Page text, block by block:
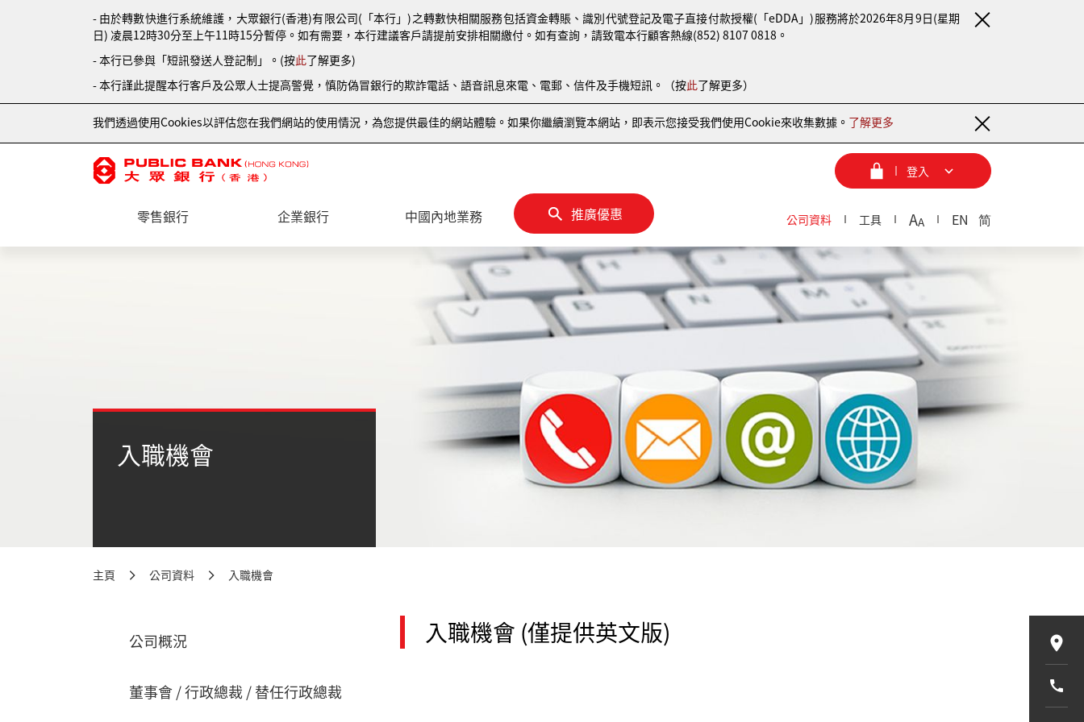
- 由於轉數快進行系統維護，大眾銀行(香港)有限公司(「本行」)之轉數快相關服務包括資金轉賬、識別代號登記及電子直接付款授權(「eDDA」)服務將於2026年8月9日(星期
日) 凌晨12時30分至上午11時15分暫停。如有需要，本行建議客戶請提前安排相關繳付。如有查詢，請致電本行顧客熱線(852) 8107 0818。
- 本行已參與「短訊發送人登記制」。(按此了解更多)
- 本行謹此提醒本行客戶及公眾人士提高警覺，慎防偽冒銀行的欺詐電話、語音訊息來電、電郵、信件及手機短訊。（按此了解更多）
我們透過使用Cookies以評估您在我們網站的使用情況，為您提供最佳的網站體驗。如果你繼續瀏覽本網站，即表示您接受我們使用Cookie來收集數據。 了解更多
登入
零售銀行 企業銀行 中國內地業務 推廣優惠 公司資料 工具 AA EN 简
入職機會
主頁 公司資料 入職機會
公司概況
董事會 / 行政總裁 / 替任行政總裁
入職機會 (僅提供英文版)